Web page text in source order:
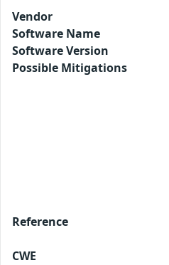
Vendor
Software Name
Software Version
Possible Mitigations
Reference
CWE